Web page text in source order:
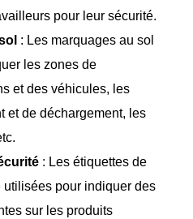
pour leur sécurité.
: Les marquages au sol
les zones de
et des véhicules, les
et de déchargement, les
: Les étiquettes de
utilisées pour indiquer des
sur les produits